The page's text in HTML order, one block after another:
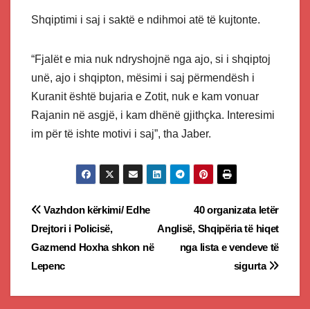
Shqiptimi i saj i saktë e ndihmoi atë të kujtonte.
“Fjalët e mia nuk ndryshojnë nga ajo, si i shqiptoj
unë, ajo i shqipton, mësimi i saj përmendësh i
Kuranit është bujaria e Zotit, nuk e kam vonuar
Rajanin në asgjë, i kam dhënë gjithçka. Interesimi
im për të ishte motivi i saj”, tha Jaber.
Post
navigation
40 organizata letër
Anglisë, Shqipëria të hiqet
nga lista e vendeve të
sigurta
Vazhdon kërkimi/ Edhe
Drejtori i Policisë,
Gazmend Hoxha shkon në
Lepenc